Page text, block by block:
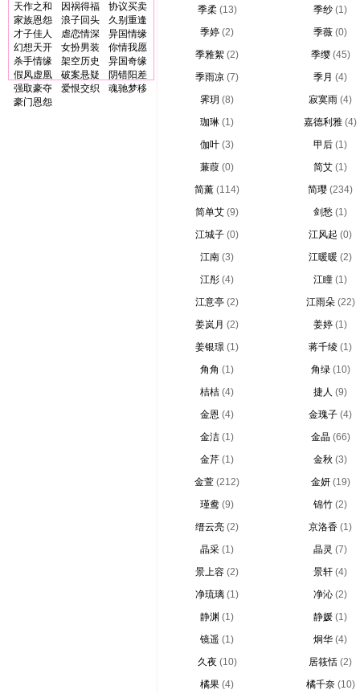
天作之和
因祸得福
协议买卖
家族恩怨
浪子回头
久别重逢
才子佳人
虐恋情深
异国情缘
幻想天开
女扮男装
你情我愿
杀手情缘
架空历史
异国奇缘
假凤虚凰
破案悬疑
阴错阳差
强取豪夺
爱恨交织
魂驰梦移
豪门恩怨
季柔 (13) 季纱 (1)
季婷 (2) 季薇 (0)
季雅絮 (2) 季缨 (45)
季雨凉 (7) 季月 (4)
霁玥 (8) 寂寞雨 (4)
珈琳 (1) 嘉德利雅 (4)
伽叶 (3) 甲后 (1)
蒹葭 (0) 简艾 (1)
简薰 (114) 简璎 (234)
简单艾 (9) 剑愁 (1)
江城子 (0) 江风起 (0)
江南 (3) 江暖暖 (2)
江彤 (4) 江瞳 (1)
江意亭 (2) 江雨朵 (22)
姜岚月 (2) 姜婷 (1)
姜银璟 (1) 蒋千绫 (1)
角角 (1) 角绿 (10)
桔桔 (4) 捷人 (9)
金恩 (4) 金瑰子 (4)
金洁 (1) 金晶 (66)
金芹 (1) 金秋 (3)
金萱 (212) 金妍 (19)
瑾鸯 (9) 锦竹 (2)
缙云亮 (2) 京洛香 (1)
晶采 (1) 晶灵 (7)
景上容 (2) 景轩 (4)
净琉璃 (1) 净沁 (2)
静渊 (1) 静媛 (1)
镜遥 (1) 炯华 (4)
久夜 (10) 居筱恬 (2)
橘果 (4) 橘千奈 (10)